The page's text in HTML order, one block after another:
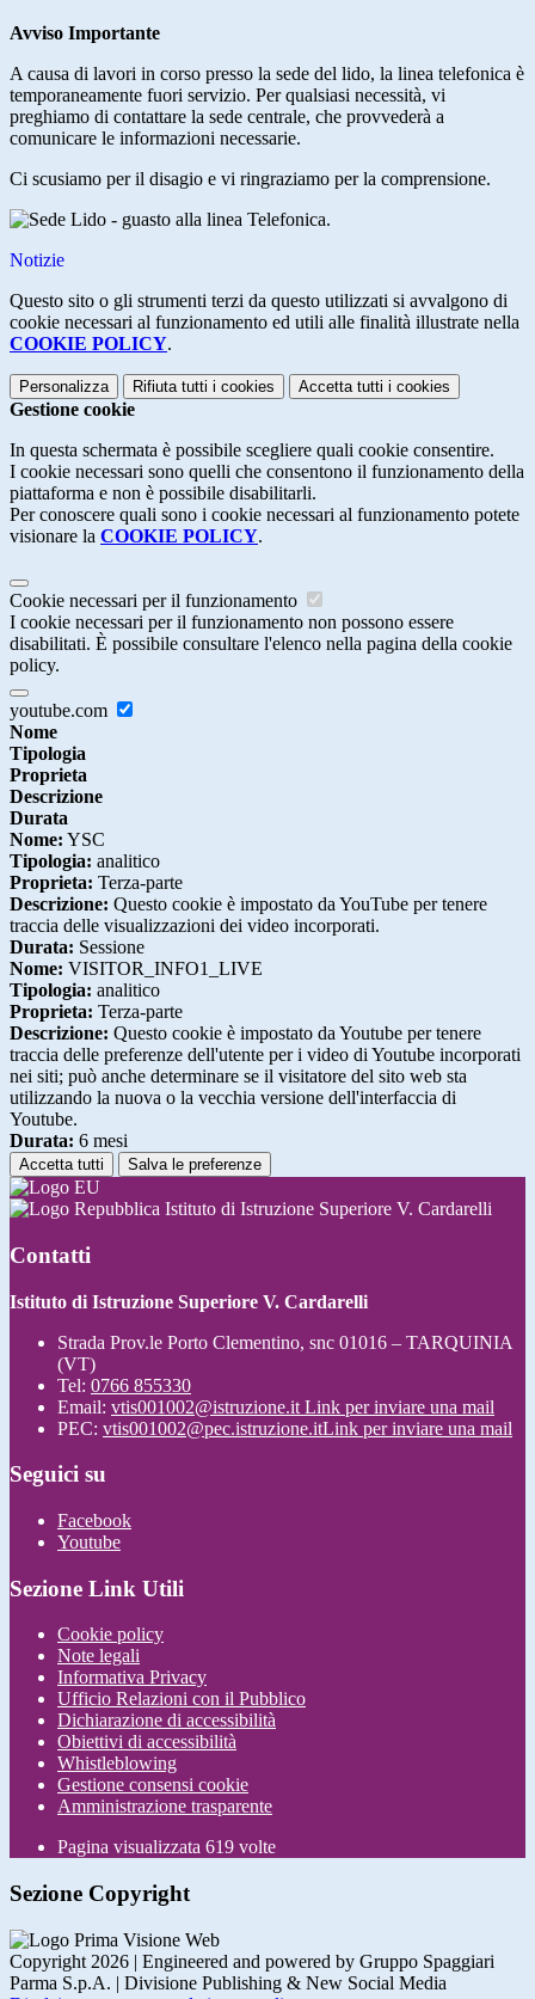
Avviso Importante
A causa di lavori in corso presso la sede del lido, la linea telefonica è
temporaneamente fuori servizio. Per qualsiasi necessità, vi
preghiamo di contattare la sede centrale, che provvederà a
comunicare le informazioni necessarie.
Ci scusiamo per il disagio e vi ringraziamo per la comprensione.
.
Notizie
Questo sito o gli strumenti terzi da questo utilizzati si avvalgono di
cookie necessari al funzionamento ed utili alle finalità illustrate nella
COOKIE POLICY.
Personalizza Rifiuta tutti i cookies Accetta tutti i cookies
Gestione cookie
In questa schermata è possibile scegliere quali cookie consentire.
I cookie necessari sono quelli che consentono il funzionamento della
piattaforma e non è possibile disabilitarli.
Per conoscere quali sono i cookie necessari al funzionamento potete
visionare la COOKIE POLICY.
Cookie necessari per il funzionamento
I cookie necessari per il funzionamento non possono essere
disabilitati. È possibile consultare l'elenco nella pagina della cookie
policy.
youtube.com
Nome
Tipologia
Proprieta
Descrizione
Durata
Nome: YSC
Tipologia: analitico
Proprieta: Terza-parte
Descrizione: Questo cookie è impostato da YouTube per tenere
traccia delle visualizzazioni dei video incorporati.
Durata: Sessione
Nome: VISITOR_INFO1_LIVE
Tipologia: analitico
Proprieta: Terza-parte
Descrizione: Questo cookie è impostato da Youtube per tenere
traccia delle preferenze dell'utente per i video di Youtube incorporati
nei siti; può anche determinare se il visitatore del sito web sta
utilizzando la nuova o la vecchia versione dell'interfaccia di
Youtube.
Durata: 6 mesi
Accetta tutti Salva le preferenze
Istituto di Istruzione Superiore V. Cardarelli
Contatti
Istituto di Istruzione Superiore V. Cardarelli
Strada Prov.le Porto Clementino, snc 01016 – TARQUINIA
(VT)
Tel: 0766 855330
Email: vtis001002@istruzione.it Link per inviare una mail
PEC: vtis001002@pec.istruzione.itLink per inviare una mail
Seguici su
Facebook
Youtube
Sezione Link Utili
Cookie policy
Note legali
Informativa Privacy
Ufficio Relazioni con il Pubblico
Dichiarazione di accessibilità
Obiettivi di accessibilità
Whistleblowing
Gestione consensi cookie
Amministrazione trasparente
Pagina visualizzata 619 volte
Sezione Copyright
Copyright 2026 | Engineered and powered by Gruppo Spaggiari
Parma S.p.A. | Divisione Publishing & New Social Media